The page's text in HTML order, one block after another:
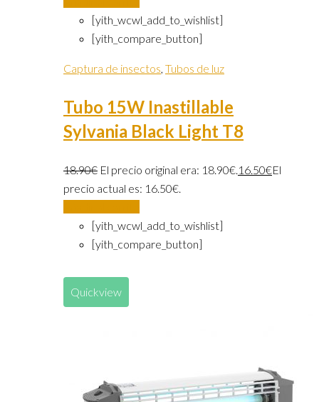
[yith_wcwl_add_to_wishlist]
[yith_compare_button]
Captura de insectos, Tubos de luz
Tubo 15W Inastillable
Sylvania Black Light T8
18.90€ El precio original era: 18.90€.16.50€El
precio actual es: 16.50€.
[yith_wcwl_add_to_wishlist]
[yith_compare_button]
Quickview